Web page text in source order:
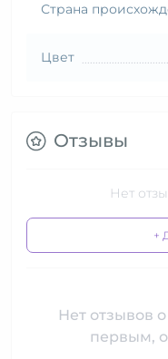
Страна
Цвет
Отзывы
Нет
+
Нет отзывов
первым,